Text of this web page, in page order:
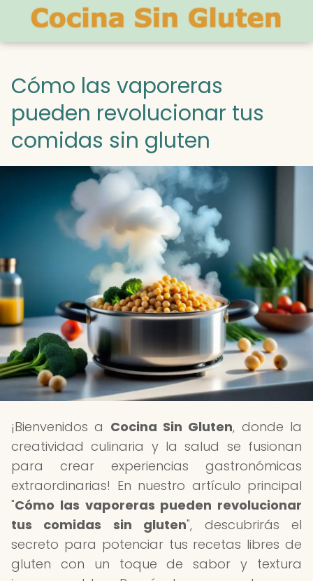
Cómo las vaporeras
pueden revolucionar tus
comidas sin gluten
¡Bienvenidos a Cocina Sin Gluten, donde la
creatividad culinaria y la salud se fusionan
para crear experiencias gastronómicas
extraordinarias! En nuestro artículo principal
"Cómo las vaporeras pueden revolucionar
tus comidas sin gluten", descubrirás el
secreto para potenciar tus recetas libres de
gluten con un toque de sabor y textura